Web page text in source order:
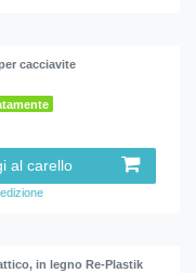
cacciavite
al carello
in legno Re-Plastik